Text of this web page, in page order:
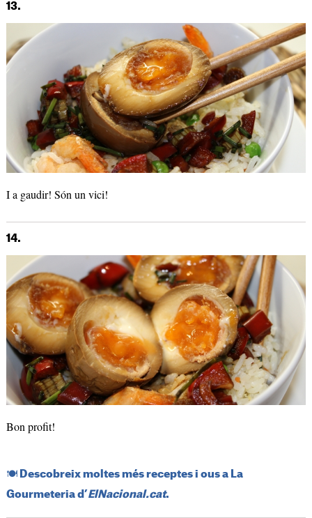
13.
I a gaudir! Són un vici!
14.
Bon profit!
​🍽️​ Descobreix moltes més receptes i ous a La
Gourmeteria d’ElNacional.cat.